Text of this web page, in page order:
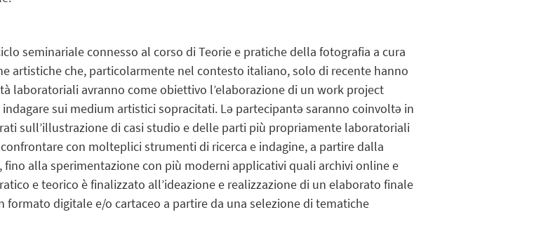
seminariale connesso al corso diTeorie e pratiche della fotografia a cura
artistiche che, particolarmente nel contesto italiano, solo di recente hanno
laboratoriali avranno come obiettivo l’elaborazione di un work project
sui medium artistici sopracitati. Lə partecipantə saranno coinvoltə in
sull’illustrazione di casi studio e delle parti più propriamente laboratoriali
con molteplici strumenti di ricerca e indagine, a partire dalla
fino alla sperimentazione con più moderni applicativi quali archivi online e
e teorico è finalizzato all’ideazione e realizzazione di un elaborato finale
digitale e/o cartaceo a partire da una selezione di tematiche